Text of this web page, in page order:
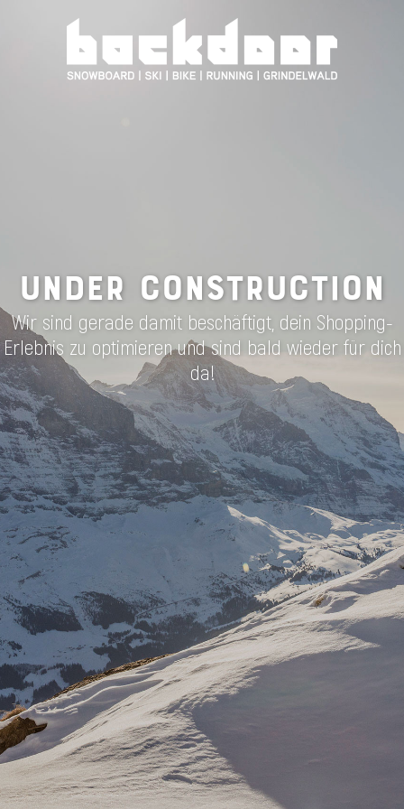
UNDER CONSTRUCTION
Wir sind gerade damit beschäftigt, dein Shopping-
Erlebnis zu optimieren und sind bald wieder für dich
da!